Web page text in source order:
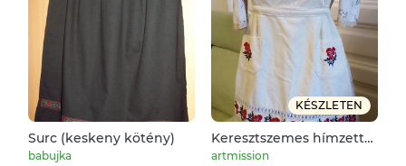
Surc (keskeny kötény)
babujka
KÉSZLETEN
Keresztszemes hímzett
kötény
artmission